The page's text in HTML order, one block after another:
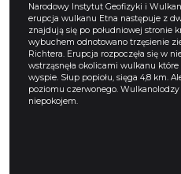
Narodowy Instytut Geofizyki i
erupcja wulkanu Etna następuje z
znajdują się po południowej stronie
wybuchem odnotowano trzęsienie
Richtera. Erupcja rozpoczęła się w
wstrząsnęła okolicami wulkanu
wyspie. Słup popiołu, sięga 4,8 km.
poziomu czerwonego.
niepokojem.